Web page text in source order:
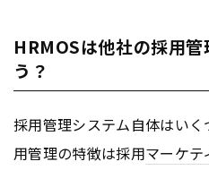
HRMOSは他社の採用
う？
採用管理システム自体はい
用管理の特徴は採用マーケテ